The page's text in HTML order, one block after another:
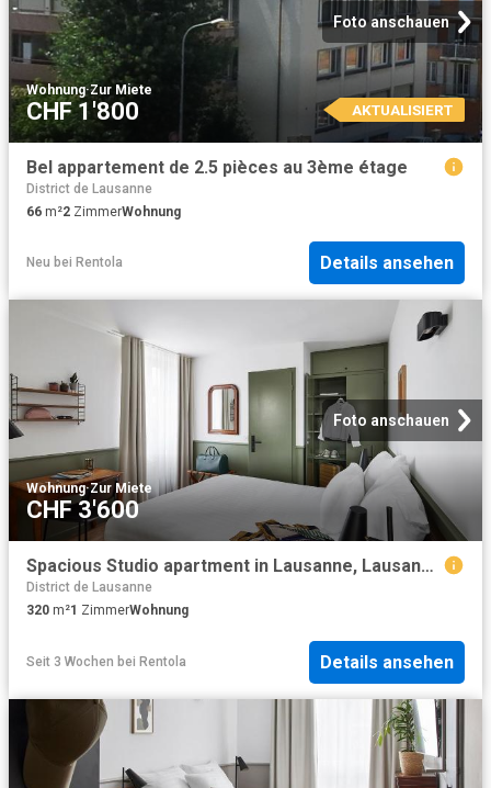
Foto anschauen
Wohnung·Zur Miete
CHF 1'800 AKTUALISIERT
Bel appartement de 2.5 pièces au 3ème étage
District de Lausanne
66 m²2 ZimmerWohnung
Neu bei Rentola Details ansehen
Foto anschauen
Wohnung·Zur Miete
CHF 3'600
Spacious Studio apartment in Lausanne, Lausanne Amsterdam Apartments for Rent
District de Lausanne
320 m²1 ZimmerWohnung
Seit 3 Wochen bei Rentola Details ansehen